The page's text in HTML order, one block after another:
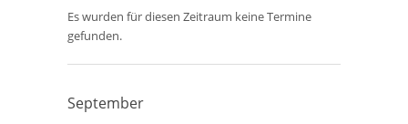
Es wurden für diesen Zeitraum keine Termine
gefunden.
September